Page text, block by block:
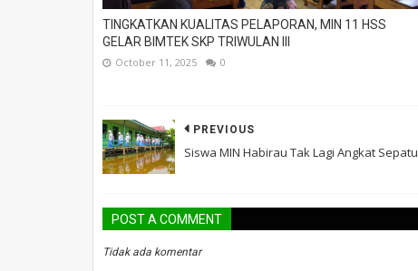
TINGKATKAN KUALITAS PELAPORAN, MIN 11 HSS
GELAR BIMTEK SKP TRIWULAN III
October 11, 2025 0
PREVIOUS
Siswa MIN Habirau Tak Lagi Angkat Sepatu
POST A COMMENT
Tidak ada komentar